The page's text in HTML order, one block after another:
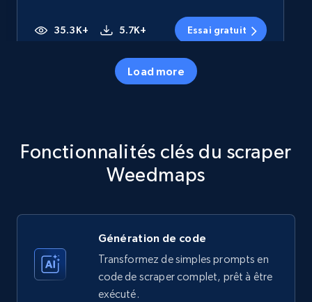
35.3K+ 5.7K+ Essai gratuit
price, Currency, Availability, Reviews count, and
Amazon products - Collects products by
specific keywords
Load more
Fonctionnalités clés du scraper
Weedmaps
Génération de code
Transformez de simples prompts en
code de scraper complet, prêt à être
exécuté.